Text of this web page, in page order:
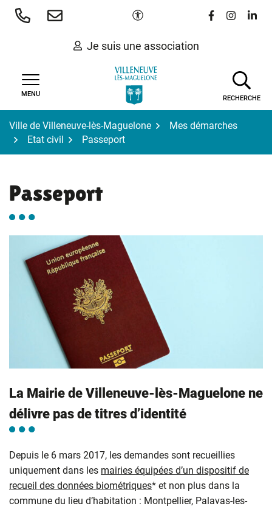
Aller
Paramètres d'accessibilité
Lien vers le
Lien vers
Lien
Je suis une association
MENU
RECHERCHE
Ville de Villeneuve-lès-Maguelone
Mes démarches
Etat civil
Passeport
Passeport
La Mairie de Villeneuve-lès-Maguelone ne
délivre pas de titres d’identité
Depuis le 6 mars 2017, les demandes sont recueillies
uniquement dans les mairies équipées d’un dispositif de
recueil des données biométriques* et non plus dans la
commune du lieu d’habitation : Montpellier, Palavas-les-